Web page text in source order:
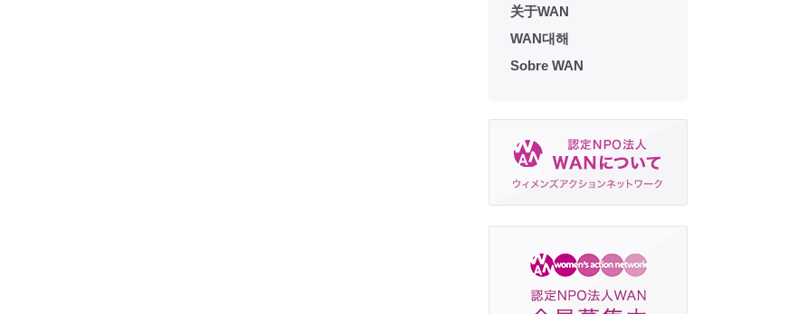
关于WAN
WAN대해
Sobre WAN